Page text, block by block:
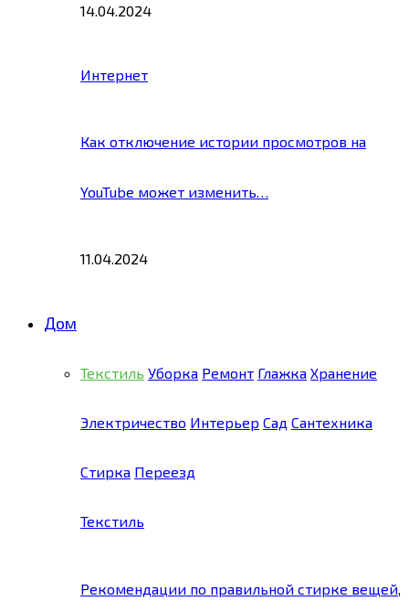
14.04.2024
Интернет
Как отключение истории просмотров на
YouTube может изменить…
11.04.2024
Дом
Текстиль Уборка Ремонт Глажка Хранение
Электричество Интерьер Сад Сантехника
Стирка Переезд
Текстиль
Рекомендации по правильной стирке вещей,